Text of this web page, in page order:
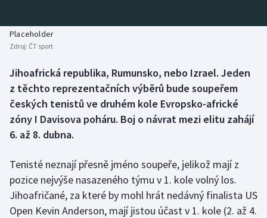
Biatlon
Box
Curling
Florbal
Futsal
Aplikace ČT sport
Placeholder
Zdroj: ČT sport
Jihoafrická republika, Rumunsko, nebo Izrael. Jeden
z těchto reprezentačních výběrů bude soupeřem
českých tenistů ve druhém kole Evropsko-africké
zóny I Davisova poháru. Boj o návrat mezi elitu zahájí
6. až 8. dubna.
Tenisté neznají přesně jméno soupeře, jelikož mají z
pozice nejvýše nasazeného týmu v 1. kole volný los.
Jihoafričané, za které by mohl hrát nedávný finalista US
Open Kevin Anderson, mají jistou účast v 1. kole (2. až 4.